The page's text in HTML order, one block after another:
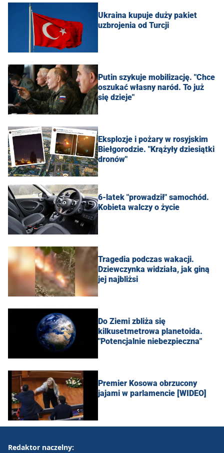
Ukraina kupuje duży pakiet
uzbrojenia od Turcji
Putin szykuje mobilizację. "Chce
oszukać własny naród. To już
się dzieje"
Eksplozje i pożary w rosyjskim
Biełgorodzie. "Krążyły dziesiątki
dronów"
6-latek "prowadził" samochód.
Kobieta walczy o życie
Tragedia podczas wakacji.
Dziewczynka widziała, jak giną
jej najbliżsi
Do Ziemi zbliża się
kilkusetmetrowa planetoida.
"Potencjalnie niebezpieczna"
Premier Kosowa obrzucony
jajami w parlamencie [WIDEO]
Redaktor naczelny: